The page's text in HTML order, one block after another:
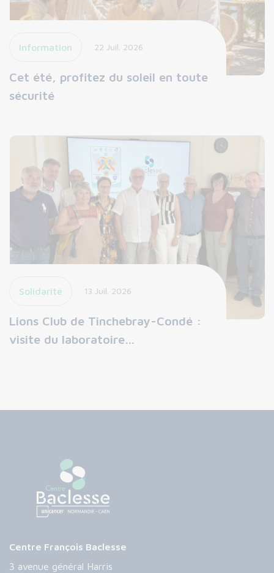
Information 22 Juil. 2026
Cet été, profitez du soleil en toute
sécurité
Solidarité 13 Juil. 2026
Lions Club de Tinchebray-Condé :
visite du laboratoire…
Centre François Baclesse
3 avenue général Harris